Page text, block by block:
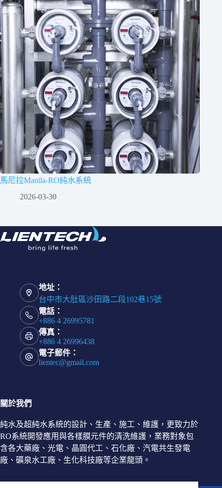
馬尼拉Manila-RO純水系統
2026-03-30
地址：
台中市大肚區沙田路二段102巷15號
電話：
+886 4 26995781
傳真：
+886 4 26996438
電子郵件：
lientec@gmail.com
關於我們
純水及超純水系統的設計、生產、施工、維護，更致力於
RO系統開發應用與各樣膜元件的清洗維護，業務對象包
含各大藥廠、光電、晶圓代工、石化廠、汽電共生發電
廠、礦泉水工廠、生化科技廠等企業龍頭。